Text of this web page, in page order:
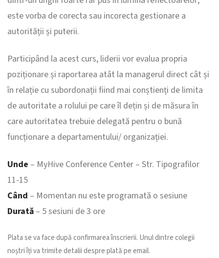
este vorba de corecta sau incorecta gestionare a
autorității și puterii.
Participând la acest curs, liderii vor evalua propria
poziționare și raportarea atât la managerul direct cât și
în relație cu subordonații fiind mai conștienți de limita
de autoritate a rolului pe care îl dețin și de măsura în
care autoritatea trebuie delegată pentru o bună
funcționare a departamentului/ organizației.
Unde – MyHive Conference Center – Str. Tipografilor
11-15
Când – Momentan nu este programată o sesiune
Durată – 5 sesiuni de 3 ore
Plata se va face după confirmarea înscrierii. Unul dintre colegii
noștri îți va trimite detalii despre plată pe email.